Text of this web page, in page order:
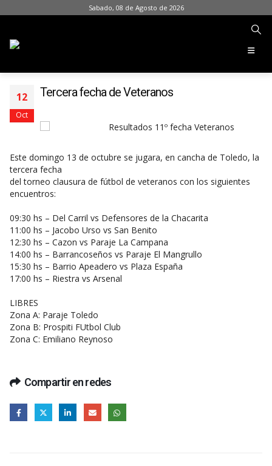
Sabado, 08 de Agosto de 2026
12
Oct
Tercera fecha de Veteranos
Este domingo 13 de octubre se jugara, en cancha de Toledo, la
tercera fecha
del torneo clausura de fútbol de veteranos con los siguientes
encuentros:
09:30 hs – Del Carril vs Defensores de la Chacarita
11:00 hs – Jacobo Urso vs San Benito
12:30 hs – Cazon vs Paraje La Campana
14:00 hs – Barrancoseños vs Paraje El Mangrullo
15:30 hs – Barrio Apeadero vs Plaza España
17:00 hs – Riestra vs Arsenal
LIBRES
Zona A: Paraje Toledo
Zona B: Prospiti FUtbol Club
Zona C: Emiliano Reynoso
Compartir en redes